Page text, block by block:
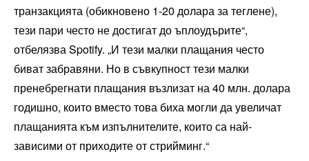
транзакцията (обикновено 1-20 долара за теглене),
тези пари често не достигат до ъплоудърите“,
отбелязва Spotify. „И тези малки плащания често
биват забравяни. Но в съвкупност тези малки
пренебрегнати плащания възлизат на 40 млн. долара
годишно, които вместо това биха могли да увеличат
плащанията към изпълнителите, които са най-
зависими от приходите от стрийминг.“